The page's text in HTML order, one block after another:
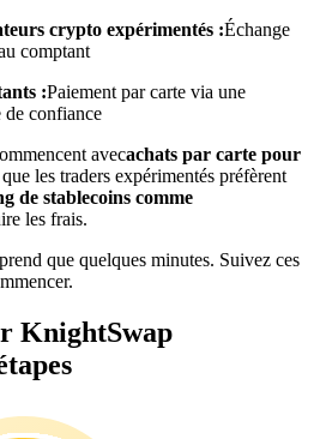
y compris des informations
crypto expérimentés :Échange
comptant
:Paiement par carte via une
de confiance
avecachats par carte pour
les traders expérimentés préfèrent
de stablecoins comme
les frais.
que quelques minutes. Suivez ces
KnightSwap